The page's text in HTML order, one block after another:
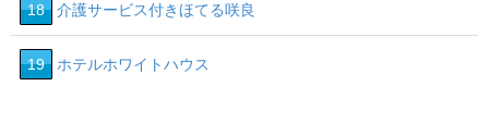
18 介護サービス付きほてる咲良
19 ホテルホワイトハウス